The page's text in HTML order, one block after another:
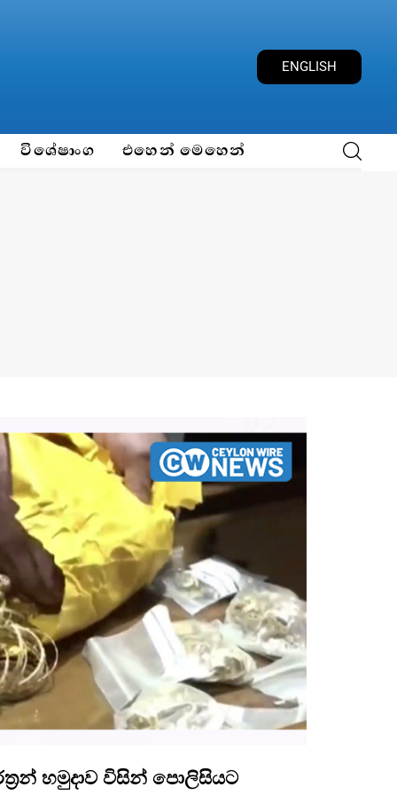
ENGLISH
විශේෂාංග එහෙන් මෙහෙන්
හමුදාව විසින් පොලිසියට